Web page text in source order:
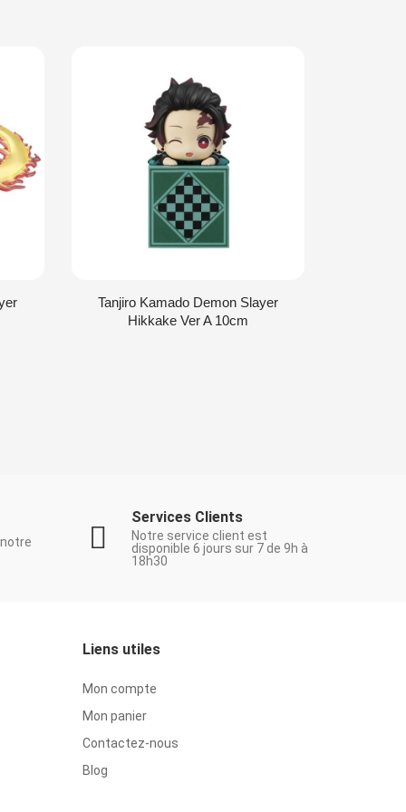
Tanjiro Kamado Demon Slayer
Hikkake Ver A 10cm
Services Clients
Notre service client est
disponible 6 jours sur 7 de 9h à
18h30
Liens utiles
Mon compte
Mon panier
Contactez-nous
Blog